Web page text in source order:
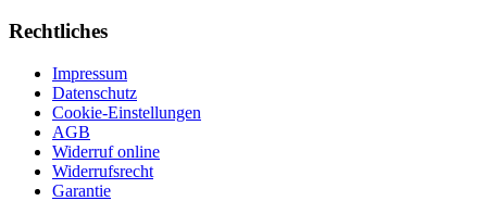
Rechtliches
Impressum
Datenschutz
Cookie-Einstellungen
AGB
Widerruf online
Widerrufsrecht
Garantie